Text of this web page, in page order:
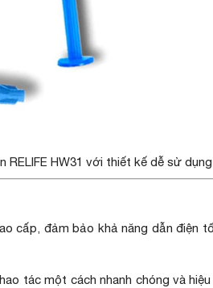
RELIFE HW31 với thiết kế dễ sử
cấp, đảm bảo khả năng dẫn điện
tác một cách nhanh chóng và